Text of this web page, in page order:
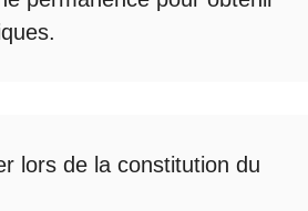
lors de la constitution du